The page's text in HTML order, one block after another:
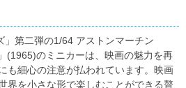
」第二弾の1/64 アストンマーチン
(1965)のミニカーは、映画の魅力を再
も細心の注意が払われています。映画
界を小さな形で楽しむことができる贅